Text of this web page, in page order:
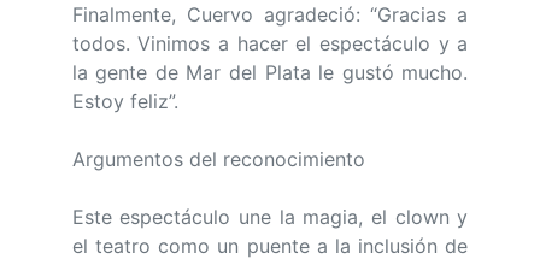
Finalmente, Cuervo agradeció: “Gracias a
todos. Vinimos a hacer el espectáculo y a
la gente de Mar del Plata le gustó mucho.
Estoy feliz”.
Argumentos del reconocimiento
Este espectáculo une la magia, el clown y
el teatro como un puente a la inclusión de